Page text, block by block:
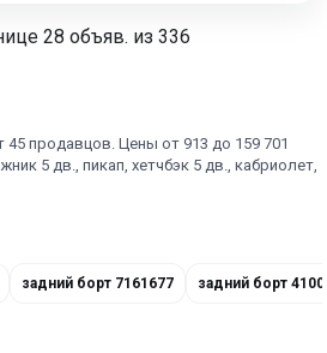
28 объяв. из 336
45 продавцов. Цены от 913 до 159 701
5 дв., пикап, хетчбэк 5 дв., кабриолет,
задний борт 7161677 задний борт